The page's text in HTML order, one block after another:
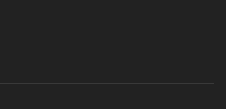
(Lighting Emitting Diode) es un...